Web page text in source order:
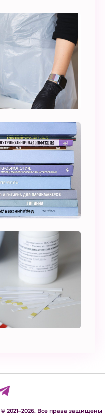
© 2021–2026. Все права защищены